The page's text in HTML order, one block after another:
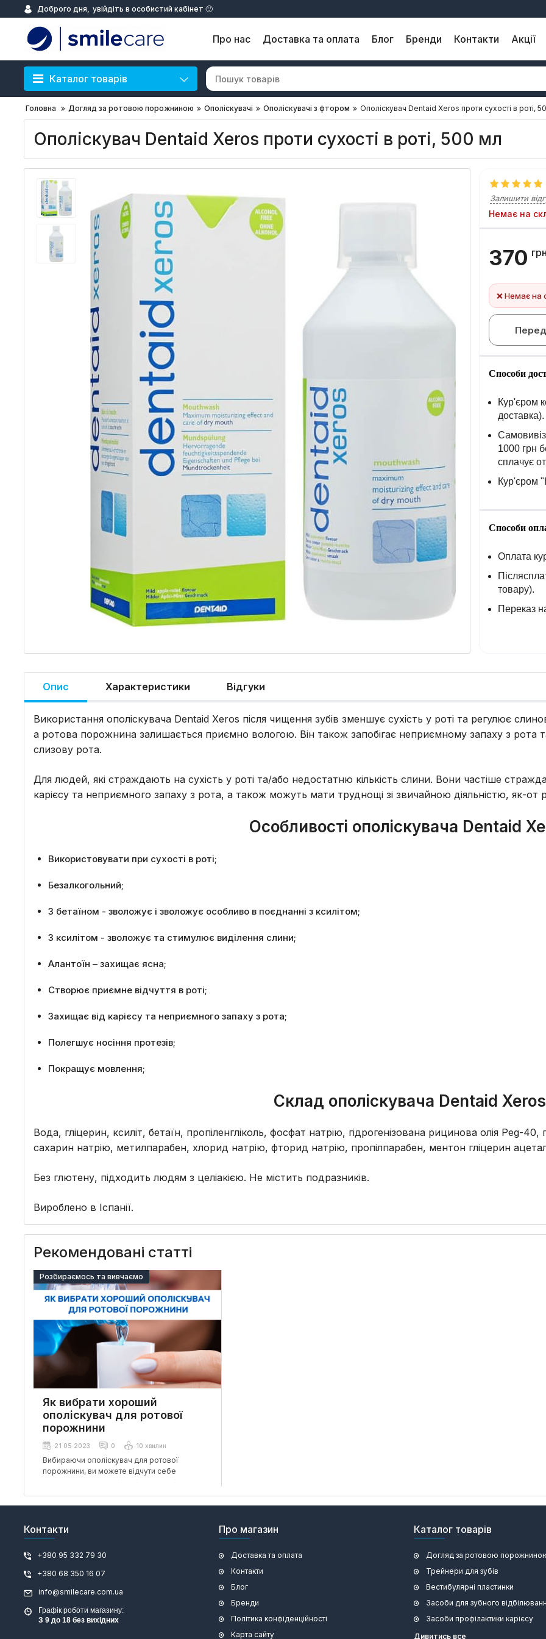
Доброго дня, увійдіть в особистий кабінет 🙂
Про нас Доставка та оплата Блог Бренди Контакти Акції
Каталог товарів
Головна Догляд за ротовою порожниною Ополіскувачі Ополіскувачі з фтором Ополіскувач Dentaid Xeros проти сухості в роті,
Ополіскувач Dentaid Xeros проти сухості в роті, 500 мл
Залишити
Немає на
370
❌ Немає на
Способи
Кур'єром
доставка).
1000 грн
сплачує
Кур'єром
Способи
Оплата
товару).
Переказ
Опис Характеристики Відгуки
Використання ополіскувача Dentaid Xeros після чищення зубів зменшує сухість у роті та регулює
а ротова порожнина залишається приємно вологою. Він також запобігає неприємному запаху з рота
слизову рота.
Для людей, які страждають на сухість у роті та/або недостатню кількість слини. Вони частіше
карієсу та неприємного запаху з рота, а також можуть мати труднощі зі звичайною діяльністю, як-от
Особливості ополіскувача Dentaid
Використовувати при сухості в роті;
Безалкогольний;
З бетаїном - зволожує і зволожує особливо в поєднанні з ксилітом;
З ксилітом - зволожує та стимулює виділення слини;
Алантоїн – захищає ясна;
Створює приємне відчуття в роті;
Захищає від карієсу та неприємного запаху з рота;
Полегшує носіння протезів;
Покращує мовлення;
Склад ополіскувача Dentaid Xeros
Вода, гліцерин, ксиліт, бетаїн, пропіленгліколь, фосфат натрію, гідрогенізована рицинова олія Peg-
сахарин натрію, метилпарабен, хлорид натрію, фторид натрію, пропілпарабен, ментон гліцерин
Без глютену, підходить людям з целіакією. Не містить подразників.
Вироблено в Іспанії.
Рекомендовані статті
Розбираємось та вивчаємо
Як вибрати хороший
ополіскувач для ротової
порожнини
21 05 2023 0 10 хвилин
Вибираючи ополіскувач для ротової
порожнини, ви можете відчути себе
формул, кожна з яких заявляє про унікальні
порожнини. Деякі рекламують свіже
дихання, а інші пропонують захист від
Вибір хорошої рідини для полоскання рота
стоматологічних потреб. Вибір правильного
ополіскувача може допомогти покращити
щоденний догляд за ротовою порожниною.
Контакти
+380 95 332 79 30
+380 68 350 16 07
info@smilecare.com.ua
Графік роботи магазину:
З 9 до 18 без вихідних
Про магазин
Доставка та оплата
Контакти
Блог
Бренди
Політика конфіденційності
Карта сайту
Каталог товарів
Догляд за ротовою
Трейнери для зубів
Вестибулярні пластинки
Засоби для зубного
Засоби профілактики карієсу
Дивитись все